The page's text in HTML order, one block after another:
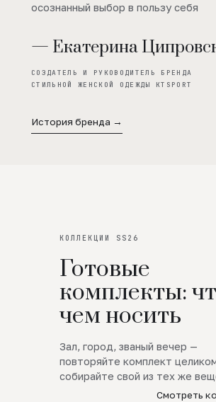
осознанный выбор в пользу себя
— Екатерина
СОЗДАТЕЛЬ И РУКОВОДИТЕЛЬ БРЕНДА
СТИЛЬНОЙ ЖЕНСКОЙ ОДЕЖДЫ KTSPORT
История бренда →
КОЛЛЕКЦИИ SS26
Готовые
комплекты:
чем носить
Зал, город, званый вечер —
повторяйте комплект
собирайте свой из тех же
Смотреть